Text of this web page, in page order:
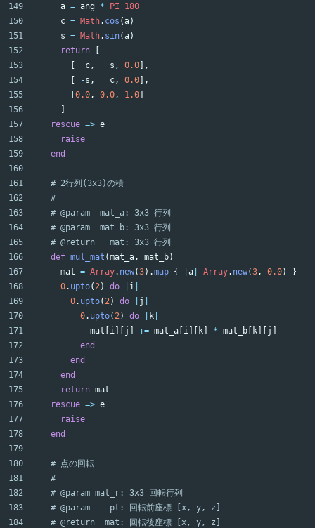
149
150
151
152
153
154
155
156
157
158
159
160
161
162
163
164
165
166
167
168
169
170
171
172
173
174
175
176
177
178
179
180
181
182
183
184
a = ang *
PI_180
c = Math. cos (a)
s = Math. sin(a)
return
[
[
c , s , 0.0],
[
-s , c , 0.0],
[0.0 , 0.0 , 1.0]
]
rescue => e
raise
end
# 2行列(3x3)の積
#
# @param  mat_a: 3x3 行列
# @param  mat_b: 3x3 行列
# @return   mat: 3x3 行列
def mul_mat (mat_a , mat_b)
mat = Array. new(3).map { a Array. new(3 , 0.0)
}
0. upto( 2 ) do i
0. upto( 2 ) do j
0. upto( 2 ) do k
mat [i ][j ] += mat_a [i ][ k] * mat_b [ k][j ]
end
end
end
return mat
rescue => e
raise
end
# 点の回転
#
# @param mat_r: 3x3 回転行列
# @param    pt: 回転前座標 [x, y, z]
# @return  mat: 回転後座標 [x, y, z]